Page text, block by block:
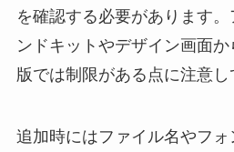
を確認する必要があります
ンドキットやデザイン画面
版では制限がある点に注意し
追加時にはファイル名やフォ